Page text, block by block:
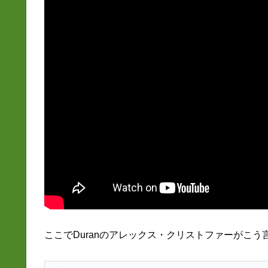
ここでDuranのアレックス・クリストファーがこう